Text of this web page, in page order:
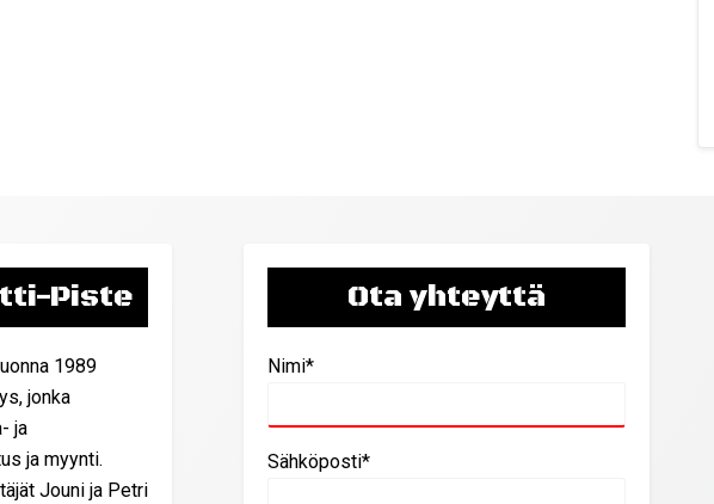
Piste
1989
jonka
ja
ja myynti.
Jouni ja Petri
Ota yhteyttä
Nimi*
Sähköposti*